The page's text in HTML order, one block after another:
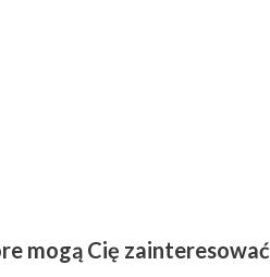
mogą Cię zainteresować